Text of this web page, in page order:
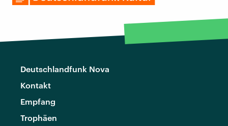
Deutschlandfunk Nova
Kontakt
Empfang
Trophäen